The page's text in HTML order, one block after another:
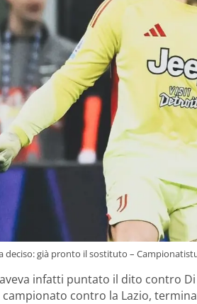
deciso: già pronto il sostituto –
infatti puntato il dito contro
contro la Lazio,